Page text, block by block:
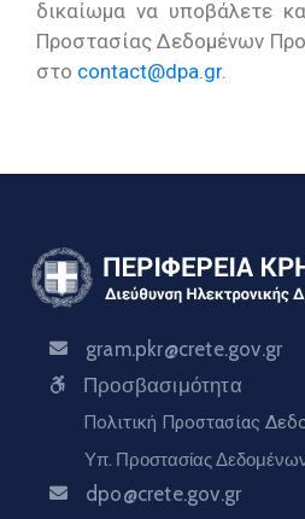
δικαίωμα να υποβάλετε
Προστασίας Δεδομένων
στο contact@dpa.gr.
gram.pkr@crete.gov.gr
Προσβασιμότητα
Πολιτική Προστασίας
Υπ. Προστασίας
dpo@crete.gov.gr